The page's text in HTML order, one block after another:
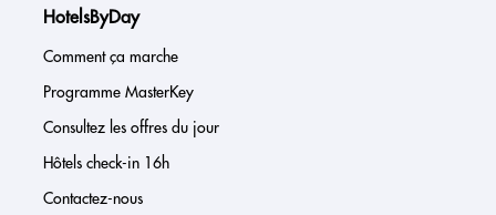
HotelsByDay
Comment ça marche
Programme MasterKey
Consultez les offres du jour
Hôtels check-in 16h
Contactez-nous